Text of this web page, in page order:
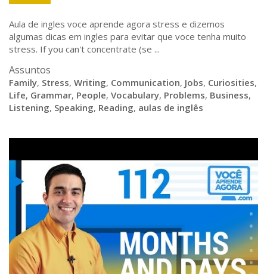
Aula de ingles voce aprende agora stress e dizemos
algumas dicas em ingles para evitar que voce tenha muito
stress. If you can't concentrate (se ...
Assuntos
Family, Stress, Writing, Communication, Jobs, Curiosities,
Life, Grammar, People, Vocabulary, Problems, Business,
Listening, Speaking, Reading, aulas de inglês